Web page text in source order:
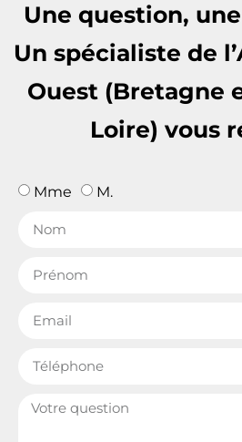
Une question,
Un spécialiste de
Ouest (Bretagne
Loire) vous
Mme M.